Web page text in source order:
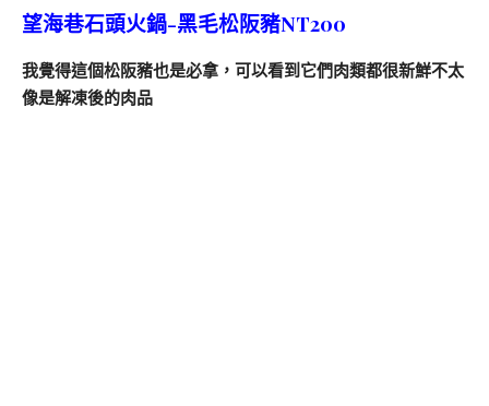
望海巷石頭火鍋-黑毛松阪豬NT200
我覺得這個松阪豬也是必拿，可以看到它們肉類都很新鮮不太
像是解凍後的肉品